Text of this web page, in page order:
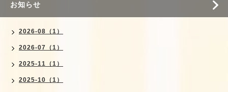
お知らせ
2026-08（1）
2026-07（1）
2025-11（1）
2025-10（1）